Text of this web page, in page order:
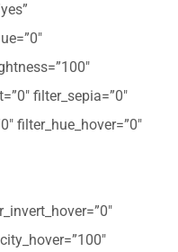
filter_sepia=”0″
filter_hue_hover=”0″